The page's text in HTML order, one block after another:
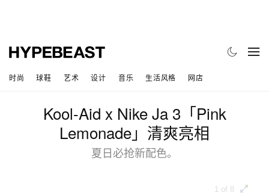
时尚 球鞋 艺术 设计 音乐 生活风格 网店
Kool-Aid x Nike Ja 3「Pink
Lemonade」清爽亮相
夏日必抢新配色。
1 of 8